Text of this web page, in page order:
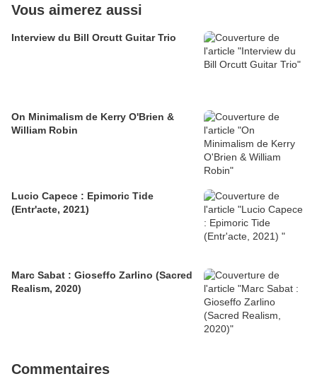
Vous aimerez aussi
Interview du Bill Orcutt Guitar Trio
On Minimalism de Kerry O'Brien &
William Robin
Lucio Capece : Epimoric Tide
(Entr'acte, 2021)
Marc Sabat : Gioseffo Zarlino (Sacred
Realism, 2020)
Commentaires